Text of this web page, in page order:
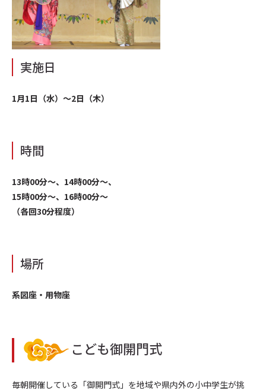
実施日
1月1日（水）～2日（木）
時間
13時00分〜、14時00分～、
15時00分～、16時00分～
（各回30分程度）
場所
系図座・用物座
こども御開門式
毎朝開催している「御開門式」を地域や県内外の小中学生が挑